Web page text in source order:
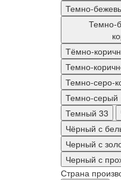
Темно-
Темно-
Тёмно-
Темно-
Темно-серо-
Темно-серый
Темный 33
Чёрный с
Черный с
Черный с
Страна